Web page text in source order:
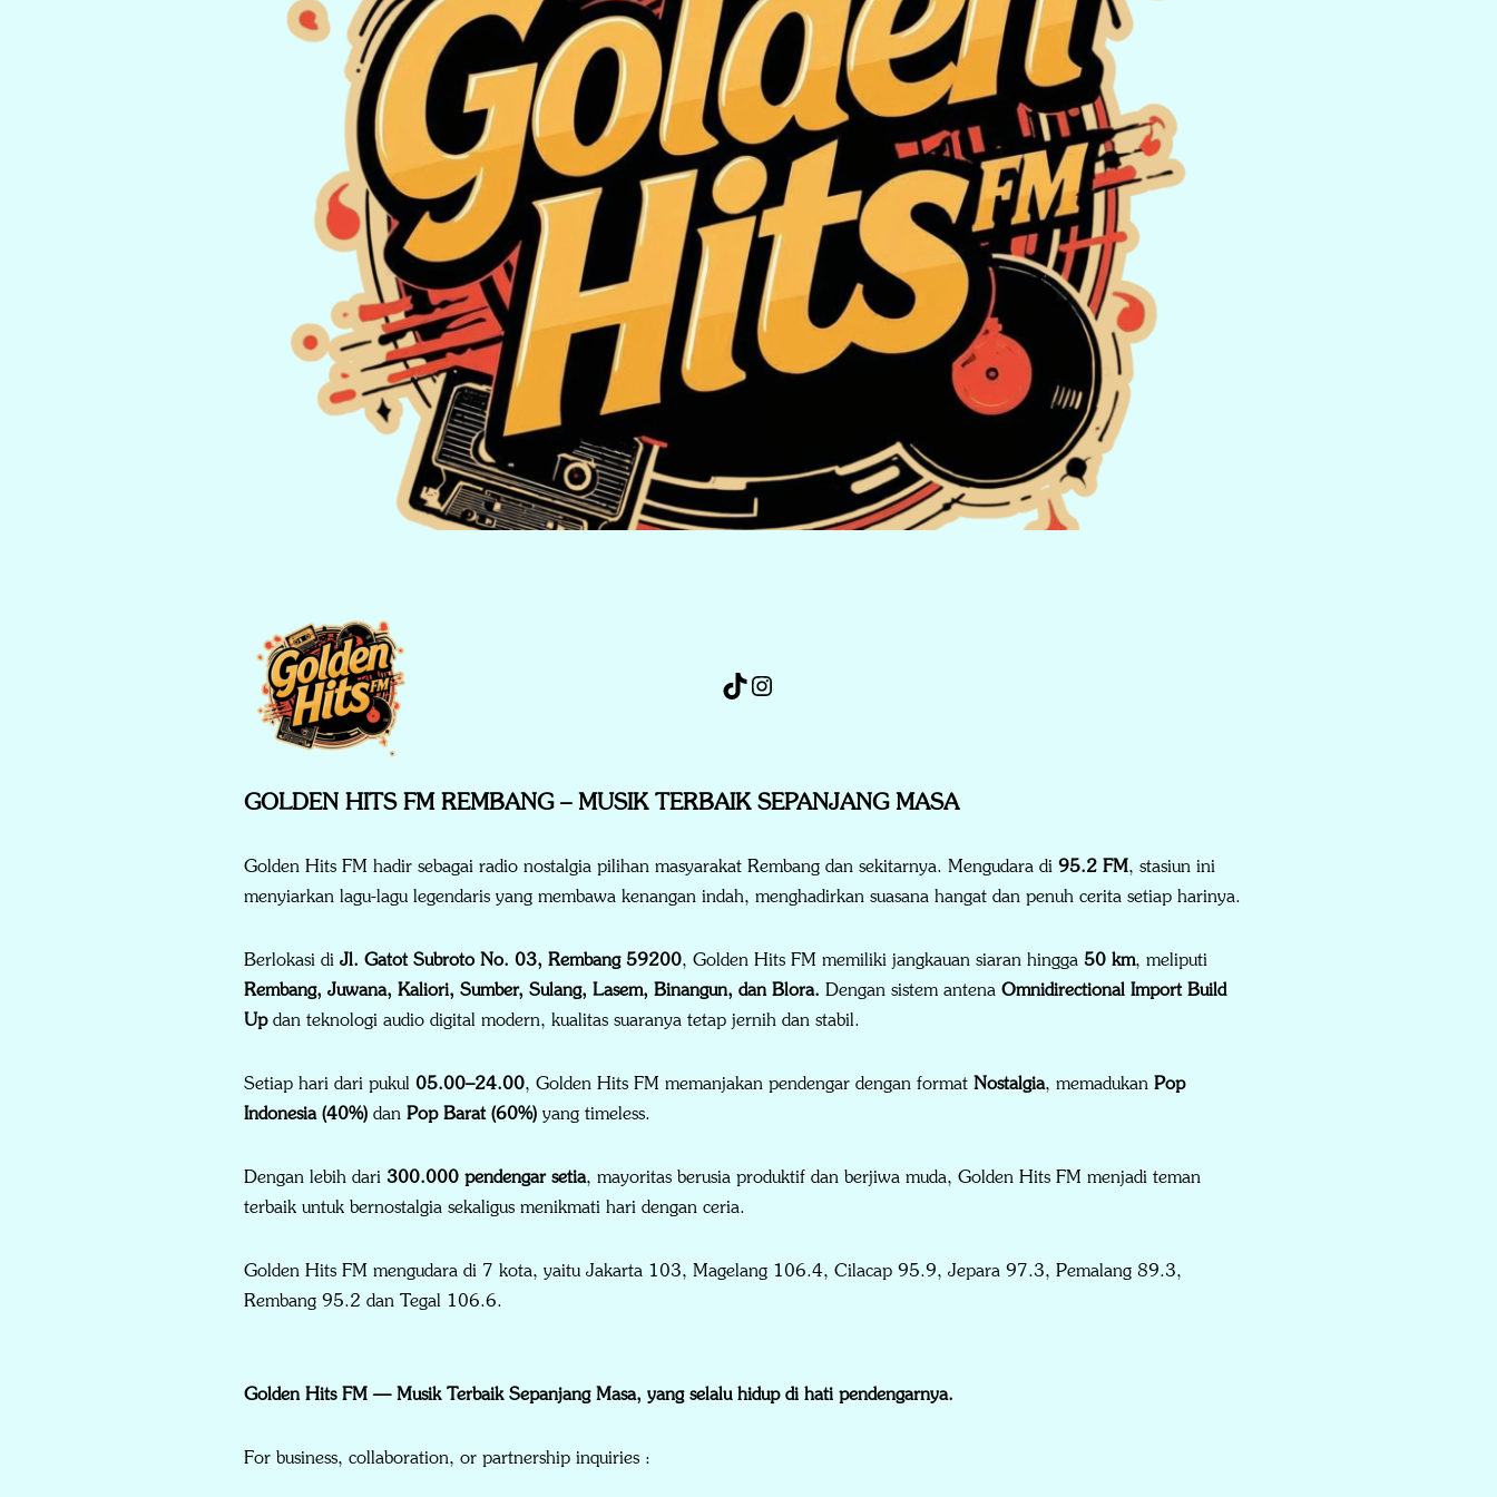
GOLDEN HITS FM REMBANG – MUSIK TERBAIK SEPANJANG MASA
Golden Hits FM hadir sebagai radio nostalgia pilihan masyarakat Rembang dan sekitarnya. Mengudara di 95.2 FM, stasiun ini
menyiarkan lagu-lagu legendaris yang membawa kenangan indah, menghadirkan suasana hangat dan penuh cerita setiap harinya.
Berlokasi di Jl. Gatot Subroto No. 03, Rembang 59200, Golden Hits FM memiliki jangkauan siaran hingga 50 km, meliputi
Rembang, Juwana, Kaliori, Sumber, Sulang, Lasem, Binangun, dan Blora. Dengan sistem antena Omnidirectional Import Build
Updan teknologi audio digital modern, kualitas suaranya tetap jernih dan stabil.
Setiap hari dari pukul 05.00–24.00, Golden Hits FM memanjakan pendengar dengan format Nostalgia, memadukan Pop
Indonesia (40%) dan Pop Barat (60%) yang timeless.
Dengan lebih dari 300.000 pendengar setia, mayoritas berusia produktif dan berjiwa muda, Golden Hits FM menjadi teman
terbaik untuk bernostalgia sekaligus menikmati hari dengan ceria.
Golden Hits FM mengudara di 7 kota, yaitu Jakarta 103, Magelang 106.4, Cilacap 95.9, Jepara 97.3, Pemalang 89.3,
Rembang 95.2 dan Tegal 106.6.
Golden Hits FM — Musik Terbaik Sepanjang Masa, yang selalu hidup di hati pendengarnya.
For business, collaboration, or partnership inquiries :